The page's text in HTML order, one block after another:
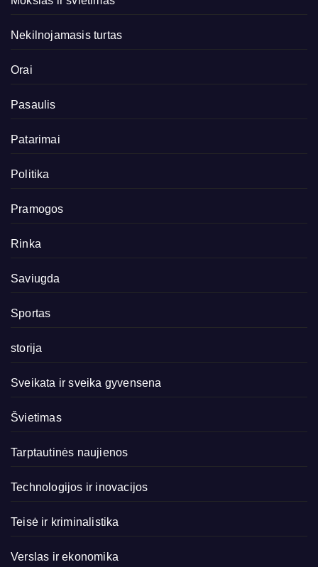
Nekilnojamasis turtas
Orai
Pasaulis
Patarimai
Politika
Pramogos
Rinka
Saviugda
Sportas
storija
Sveikata ir sveika gyvensena
Švietimas
Tarptautinės naujienos
Technologijos ir inovacijos
Teisė ir kriminalistika
Verslas ir ekonomika